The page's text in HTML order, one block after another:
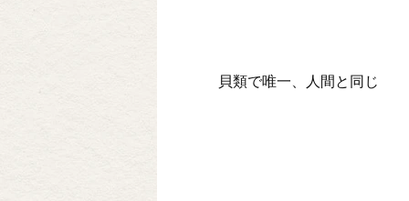
貝類で唯一、人間と同じ